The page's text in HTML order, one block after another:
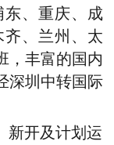
东、重庆、成
、兰州、太
，丰富的国内
深圳中转国际
新开及计划运